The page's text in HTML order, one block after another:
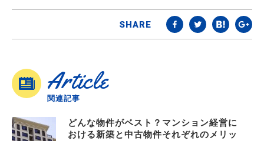
SHARE
Article
関連記事
どんな物件がベスト？マンション経営に
おける新築と中古物件それぞれのメリッ